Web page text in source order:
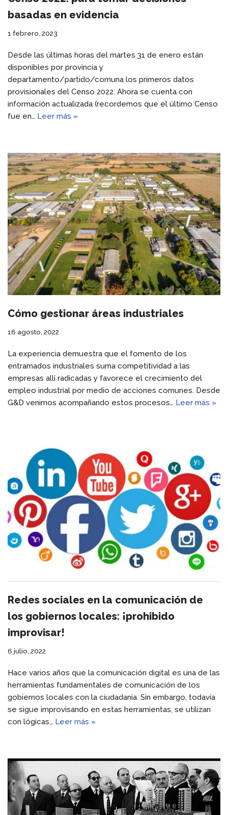
basadas en evidencia
1 febrero, 2023
Desde las últimas horas del martes 31 de enero están
disponibles por provincia y
departamento/partido/comuna los primeros datos
provisionales del Censo 2022. Ahora se cuenta con
información actualizada (recordemos que el último Censo
fue en… Leer más »
Cómo gestionar áreas industriales
16 agosto, 2022
La experiencia demuestra que el fomento de los
entramados industriales suma competitividad a las
empresas allí radicadas y favorece el crecimiento del
empleo industrial por medio de acciones comunes. Desde
G&D venimos acompañando estos procesos… Leer más »
Redes sociales en la comunicación de
los gobiernos locales: ¡prohibido
improvisar!
6 julio, 2022
Hace varios años que la comunicación digital es una de las
herramientas fundamentales de comunicación de los
gobiernos locales con la ciudadanía. Sin embargo, todavía
se sigue improvisando en estas herramientas, se utilizan
con lógicas… Leer más »